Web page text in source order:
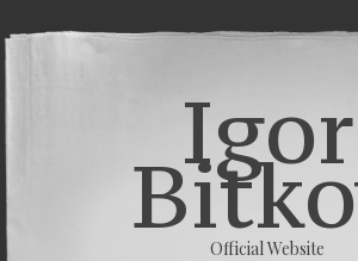
Igor
Official Website